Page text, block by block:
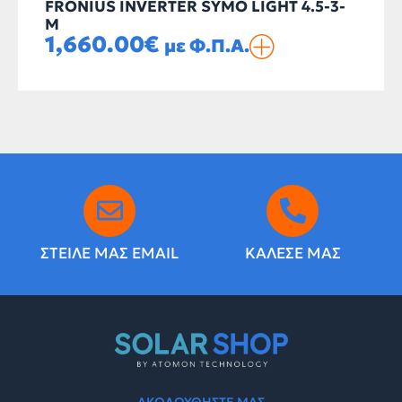
FRONIUS INVERTER SYMO LIGHT 4.5-3-
M
1,660.00€ με Φ.Π.Α.
ΣΤΕΙΛΕ ΜΑΣ EMAIL ΚΑΛΕΣΕ ΜΑΣ